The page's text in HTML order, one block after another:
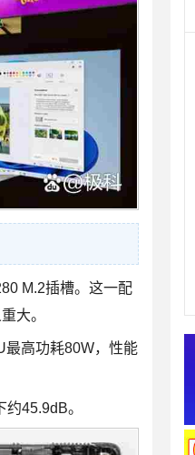
M.2插槽。这一配
大。
最高功耗80W，性能
45.9dB。